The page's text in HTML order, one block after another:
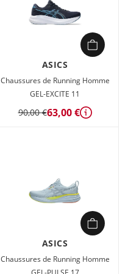
ASICS
Chaussures de Running Homme
GEL-EXCITE 11
90,00 €63,00 € Détails
ASICS
Chaussures de Running Homme